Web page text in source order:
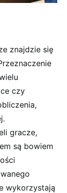
znajdzie się
czy
gracze,
są bowiem
wykorzystają